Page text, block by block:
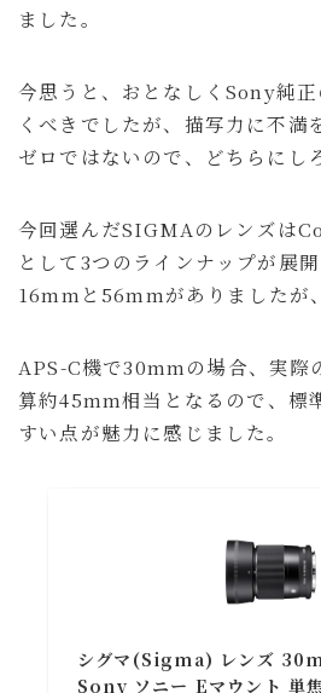
ました。
今思うと、おとなしくSony純
くべきでしたが、描写力に不満
ゼロではないので、どちらにし
今回選んだSIGMAのレンズは
として3つのラインナップが展
16mmと56mmがありましたが
APS-C機で30mmの場合、実際
算約45mm相当となるので、標
すい点が魅力に感じました。
シグマ(Sigma) レンズ
Sony ソニー Eマウント 単